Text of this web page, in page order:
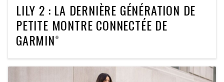
LILY 2 : LA DERNIÈRE GÉNÉRATION DE
PETITE MONTRE CONNECTÉE DE
GARMIN®